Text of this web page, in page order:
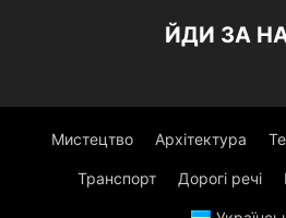
ЙДИ ЗА
Мистецтво Архітектура
Транспорт Дорогі речі